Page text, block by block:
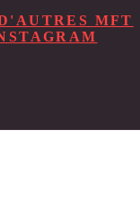
MFT